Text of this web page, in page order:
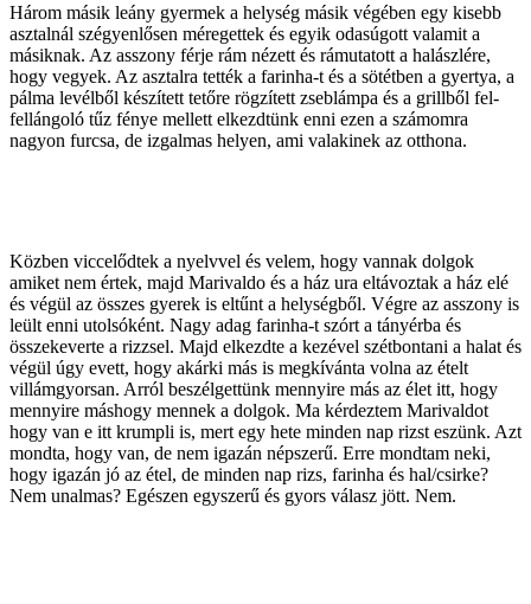
Három másik leány gyermek a helység másik végében egy kisebb
asztalnál szégyenlősen méregettek és egyik odasúgott valamit a
másiknak. Az asszony férje rám nézett és rámutatott a halászlére,
hogy vegyek. Az asztalra tették a farinha-t és a sötétben a gyertya, a
pálma levélből készített tetőre rögzített zseblámpa és a grillből fel-
fellángoló tűz fénye mellett elkezdtünk enni ezen a számomra
nagyon furcsa, de izgalmas helyen, ami valakinek az otthona.
Közben viccelődtek a nyelvvel és velem, hogy vannak dolgok
amiket nem értek, majd Marivaldo és a ház ura eltávoztak a ház elé
és végül az összes gyerek is eltűnt a helységből. Végre az asszony is
leült enni utolsóként. Nagy adag farinha-t szórt a tányérba és
összekeverte a rizzsel. Majd elkezdte a kezével szétbontani a halat és
végül úgy evett, hogy akárki más is megkívánta volna az ételt
villámgyorsan. Arról beszélgettünk mennyire más az élet itt, hogy
mennyire máshogy mennek a dolgok. Ma kérdeztem Marivaldot
hogy van e itt krumpli is, mert egy hete minden nap rizst eszünk. Azt
mondta, hogy van, de nem igazán népszerű. Erre mondtam neki,
hogy igazán jó az étel, de minden nap rizs, farinha és hal/csirke?
Nem unalmas? Egészen egyszerű és gyors válasz jött. Nem.